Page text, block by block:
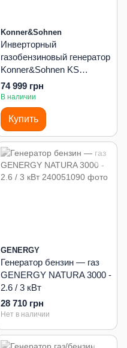
Konner&Sohnen
Инверторный
газобензиновый генератор
Konner&Sohnen KS
8100iEG - 8 кВт
74 999 грн
В наличии
Купить
GENERGY
Генератор бензин — газ
GENERGY NATURA 3000 -
2.6 / 3 кВт
28 710 грн
Нет в наличии